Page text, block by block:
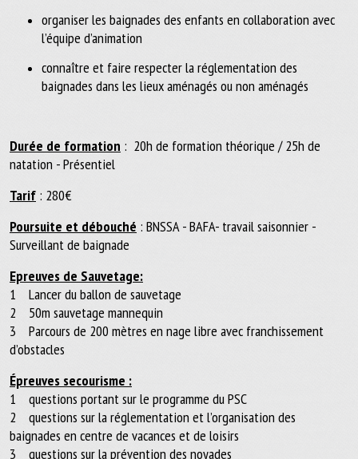
organiser les baignades des enfants en collaboration avec
l’équipe d’animation
connaître et faire respecter la réglementation des
baignades dans les lieux aménagés ou non aménagés
Durée de formation : 20h de formation théorique / 25h de
natation - Présentiel
Tarif : 280€
Poursuite et débouché : BNSSA - BAFA- travail saisonnier -
Surveillant de baignade
Epreuves de Sauvetage:
1 Lancer du ballon de sauvetage
2 50m sauvetage mannequin
3 Parcours de 200 mètres en nage libre avec franchissement
d’obstacles
Épreuves secourisme :
1 questions portant sur le programme du PSC
2 questions sur la réglementation et l’organisation des
baignades en centre de vacances et de loisirs
3 questions sur la prévention des noyades